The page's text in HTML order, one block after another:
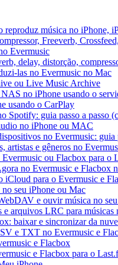
música no iPhone,
Freeverb,
Evermusic
delay, distorção,
las no Evermusic no Mac
ou Live Music Archive
no iPhone usando o
usando o CarPlay
Spotify: guia passo a passo
no iPhone ou MAC
no Evermusic: guia
artistas e gêneros no
ou Flacbox para o
no Evermusic e Flacbox
iCloud para o Evermusic e
seu iPhone ou Mac
e ouvir música no
arquivos LRC para
baixar e sincronizar da
e TXT no Evermusic e
e Flacbox
e Flacbox para o